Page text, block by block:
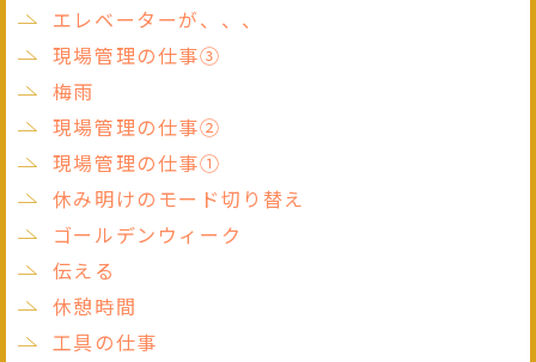
エレベーターが、、、
現場管理の仕事③
梅雨
現場管理の仕事②
現場管理の仕事①
休み明けのモード切り替え
ゴールデンウィーク
伝える
休憩時間
工具の仕事